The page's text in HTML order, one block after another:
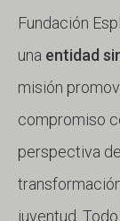
Fundación
una entidad
misión
compromiso
perspectiva
juventud.